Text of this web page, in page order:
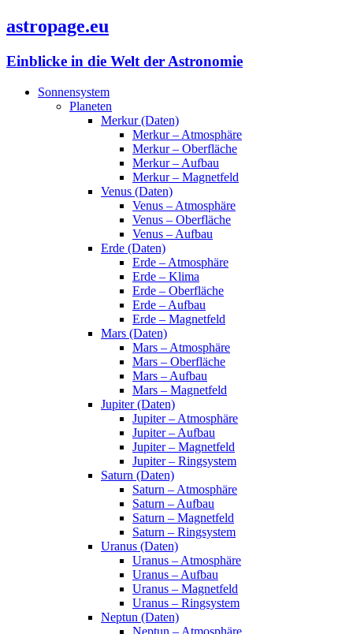
astropage.eu
Einblicke in die Welt der Astronomie
Sonnensystem
Planeten
Merkur (Daten)
Merkur – Atmosphäre
Merkur – Oberfläche
Merkur – Aufbau
Merkur – Magnetfeld
Venus (Daten)
Venus – Atmosphäre
Venus – Oberfläche
Venus – Aufbau
Erde (Daten)
Erde – Atmosphäre
Erde – Klima
Erde – Oberfläche
Erde – Aufbau
Erde – Magnetfeld
Mars (Daten)
Mars – Atmosphäre
Mars – Oberfläche
Mars – Aufbau
Mars – Magnetfeld
Jupiter (Daten)
Jupiter – Atmosphäre
Jupiter – Aufbau
Jupiter – Magnetfeld
Jupiter – Ringsystem
Saturn (Daten)
Saturn – Atmosphäre
Saturn – Aufbau
Saturn – Magnetfeld
Saturn – Ringsystem
Uranus (Daten)
Uranus – Atmosphäre
Uranus – Aufbau
Uranus – Magnetfeld
Uranus – Ringsystem
Neptun (Daten)
Neptun – Atmosphäre